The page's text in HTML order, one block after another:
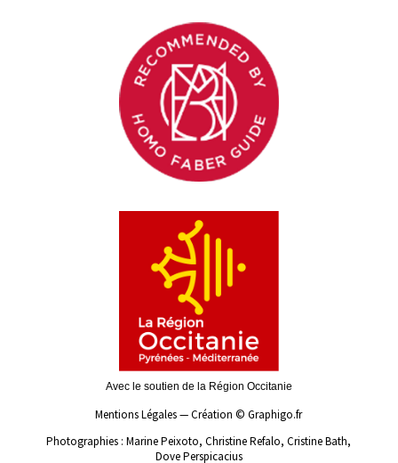
Avec le soutien de la Région Occitanie
Mentions Légales—Création © Graphigo.fr
Photographies : Marine Peixoto, Christine Refalo, Cristine Bath,
Dove Perspicacius